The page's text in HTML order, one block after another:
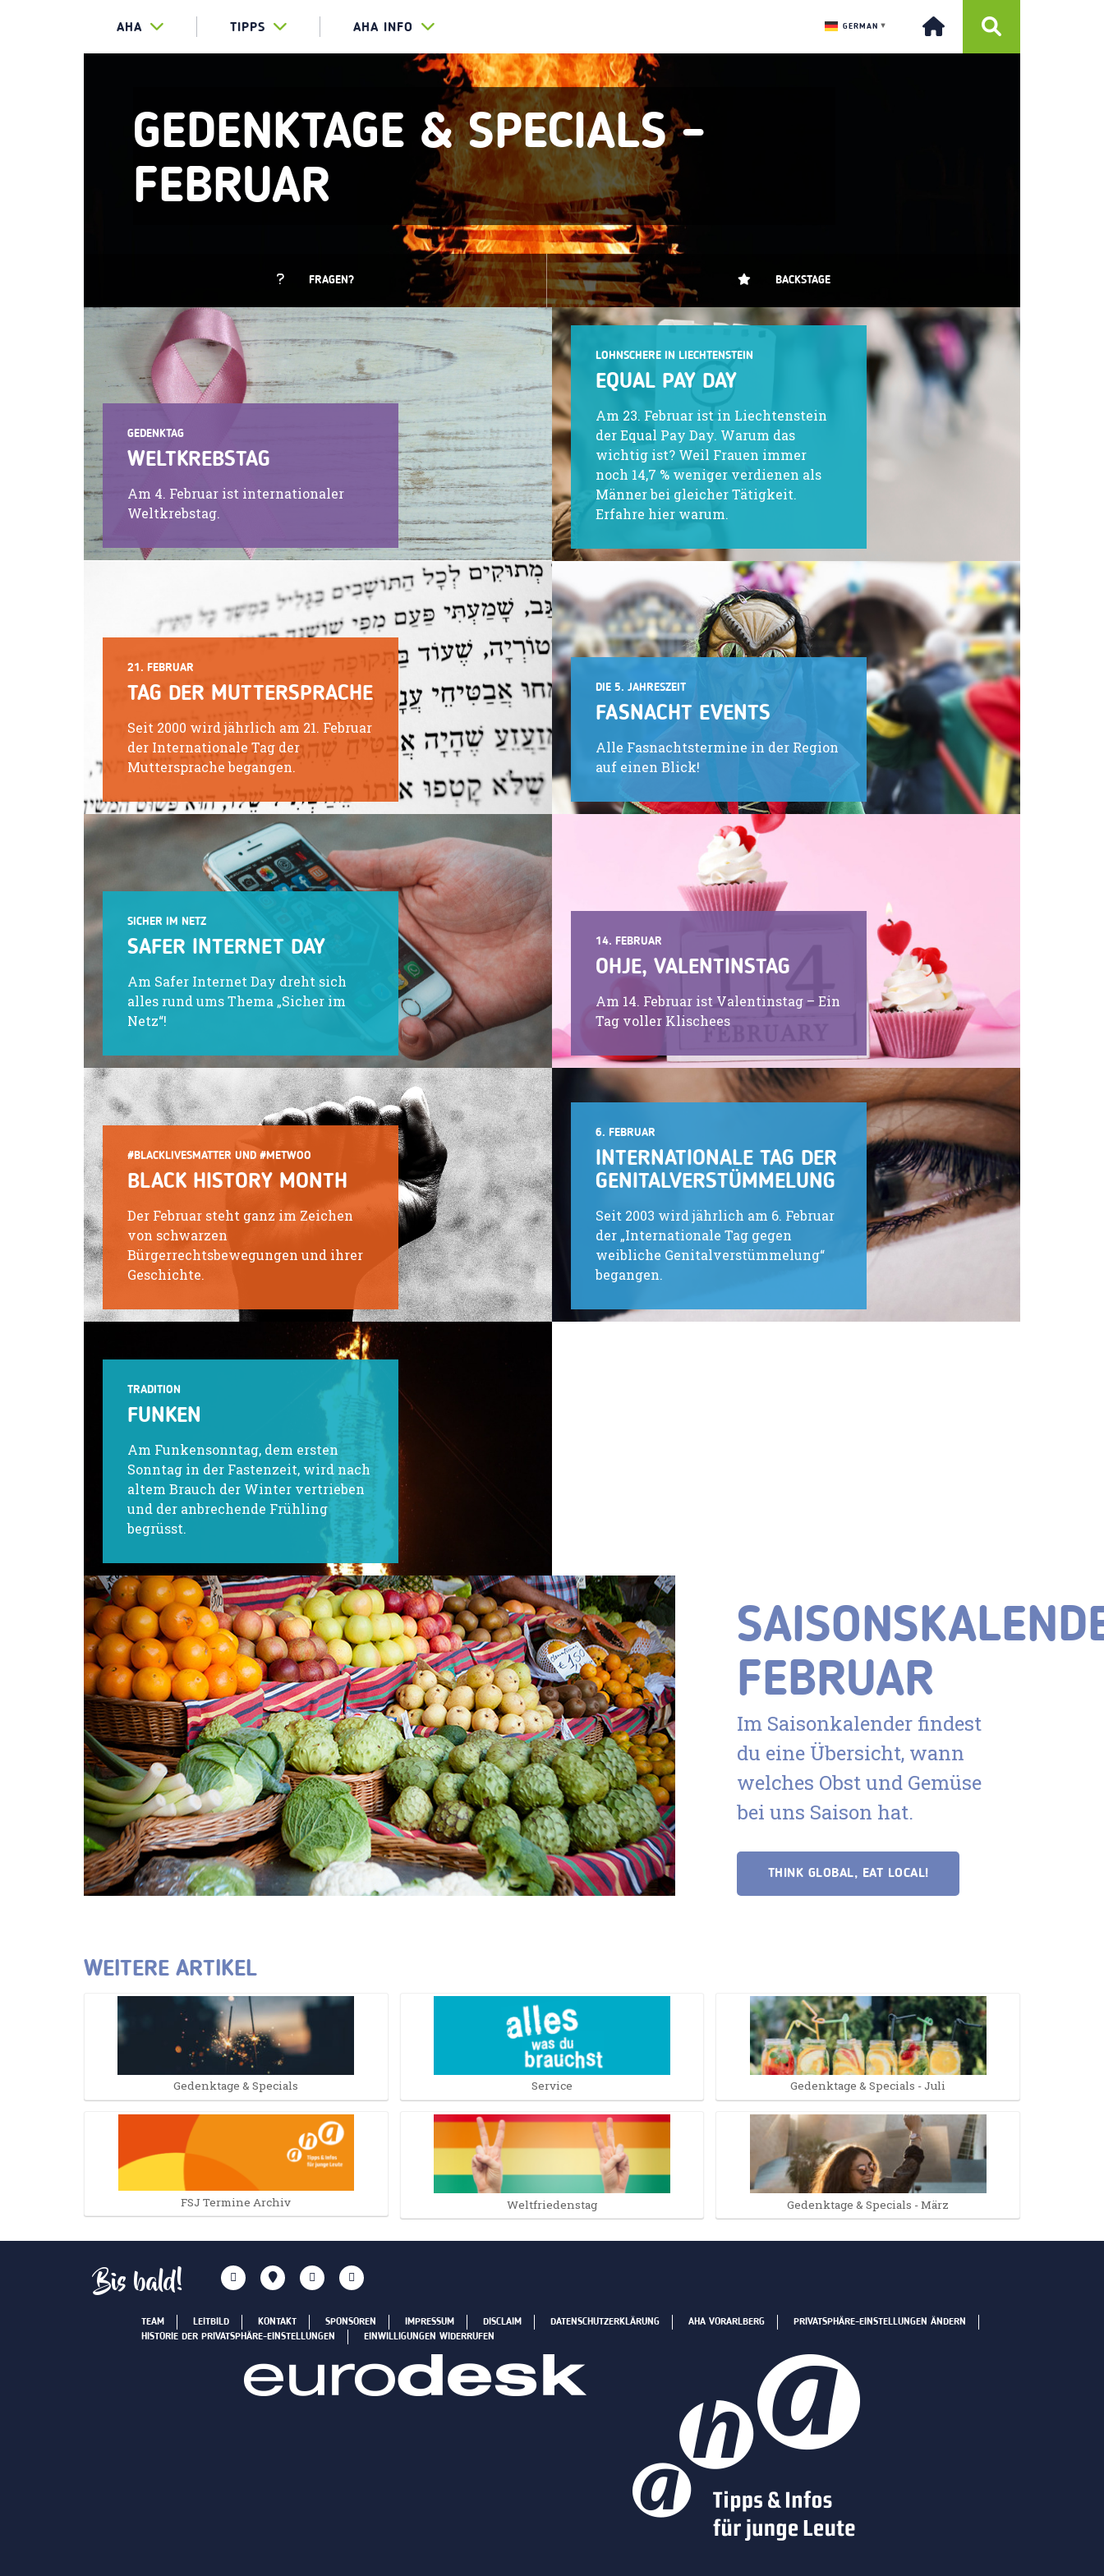
AHA TIPPS AHA INFO GERMAN ▼
GEDENKTAGE & SPECIALS –
FEBRUAR
FRAGEN? BACKSTAGE
GEDENKTAG
WELTKREBSTAG
Am 4. Februar ist internationaler
Weltkrebstag.
LOHNSCHERE IN LIECHTENSTEIN
EQUAL PAY DAY
Am 23. Februar ist in Liechtenstein
der Equal Pay Day. Warum das
wichtig ist? Weil Frauen immer
noch 14,7 % weniger verdienen als
Männer bei gleicher Tätigkeit.
Erfahre hier warum.
21. FEBRUAR
TAG DER MUTTERSPRACHE
Seit 2000 wird jährlich am 21. Februar
der Internationale Tag der
Muttersprache begangen.
DIE 5. JAHRESZEIT
FASNACHT EVENTS
Alle Fasnachtstermine in der Region
auf einen Blick!
SICHER IM NETZ
SAFER INTERNET DAY
Am Safer Internet Day dreht sich
alles rund ums Thema „Sicher im
Netz“!
14. FEBRUAR
OHJE, VALENTINSTAG
Am 14. Februar ist Valentinstag – Ein
Tag voller Klischees
#BLACKLIVESMATTER UND #METWOO
BLACK HISTORY MONTH
Der Februar steht ganz im Zeichen
von schwarzen
Bürgerrechtsbewegungen und ihrer
Geschichte.
6. FEBRUAR
INTERNATIONALE TAG DER
GENITALVERSTÜMMELUNG
Seit 2003 wird jährlich am 6. Februar
der „Internationale Tag gegen
weibliche Genitalverstümmelung“
begangen.
TRADITION
FUNKEN
Am Funkensonntag, dem ersten
Sonntag in der Fastenzeit, wird nach
altem Brauch der Winter vertrieben
und der anbrechende Frühling
begrüsst.
FEBRUAR
Im Saisonkalender findest
du eine Übersicht, wann
welches Obst und Gemüse
bei uns Saison hat.
THINK GLOBAL, EAT LOCAL!
WEITERE ARTIKEL
Gedenktage & Specials
FSJ Termine Archiv
Service
Weltfriedenstag
Gedenktage & Specials - Juli
Gedenktage & Specials - März
Bis bald!
TEAM LEITBILD KONTAKT SPONSOREN IMPRESSUM DISCLAIM DATENSCHUTZERKLÄRUNG AHA VORARLBERG
PRIVATSPHÄRE-EINSTELLUNGEN ÄNDERN
HISTORIE DER PRIVATSPHÄRE-EINSTELLUNGEN
EINWILLIGUNGEN WIDERRUFEN